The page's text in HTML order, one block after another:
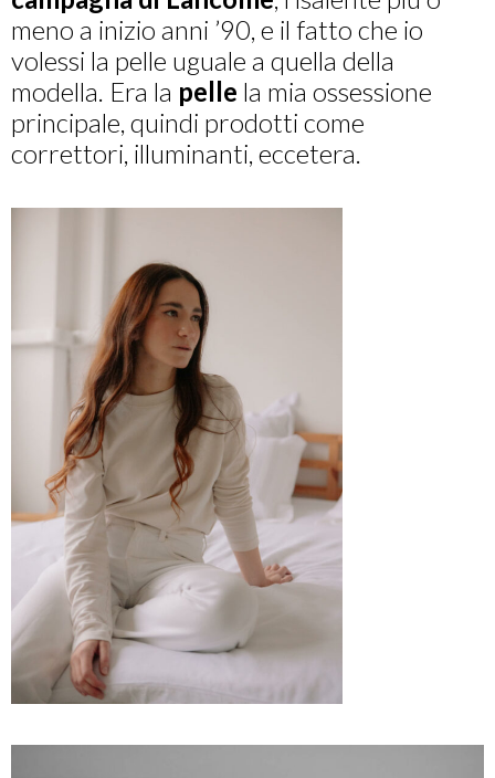
meno a inizio anni ’90, e il fatto che io
volessi la pelle uguale a quella della
modella. Era la pelle la mia ossessione
principale, quindi prodotti come
correttori, illuminanti, eccetera.